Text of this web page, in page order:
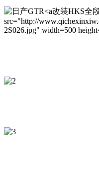
改装HKS全
src="http://
2S026.jpg" width=500